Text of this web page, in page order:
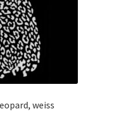
weiss